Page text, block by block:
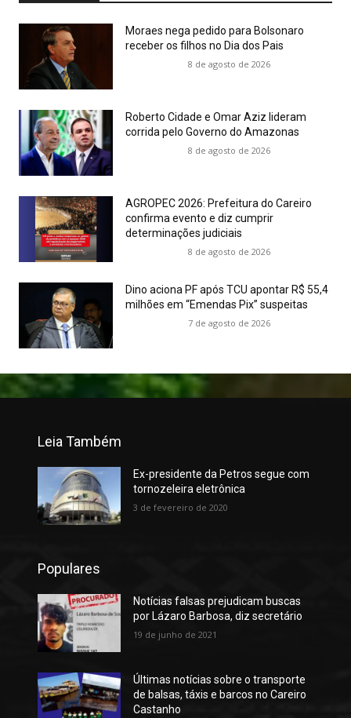
Moraes nega pedido para Bolsonaro
receber os filhos no Dia dos Pais
8 de agosto de 2026
Roberto Cidade e Omar Aziz lideram
corrida pelo Governo do Amazonas
8 de agosto de 2026
AGROPEC 2026: Prefeitura do Careiro
confirma evento e diz cumprir
determinações judiciais
8 de agosto de 2026
Dino aciona PF após TCU apontar R$ 55,4
milhões em “Emendas Pix” suspeitas
7 de agosto de 2026
Leia Também
Ex-presidente da Petros segue com
tornozeleira eletrônica
3 de fevereiro de 2020
Populares
Notícias falsas prejudicam buscas
por Lázaro Barbosa, diz secretário
19 de junho de 2021
Últimas notícias sobre o transporte
de balsas, táxis e barcos no Careiro
Castanho